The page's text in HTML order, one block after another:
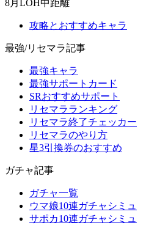
8月LOH中距離
攻略とおすすめキャラ
最強/リセマラ記事
最強キャラ
最強サポートカード
SRおすすめサポート
リセマラランキング
リセマラ終了チェッカー
リセマラのやり方
星3引換券のおすすめ
ガチャ記事
ガチャ一覧
ウマ娘10連ガチャシミュ
サポカ10連ガチャシミュ